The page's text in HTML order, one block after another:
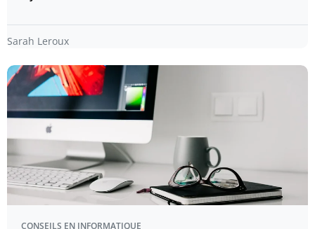
Sarah Leroux
CONSEILS EN INFORMATIQUE